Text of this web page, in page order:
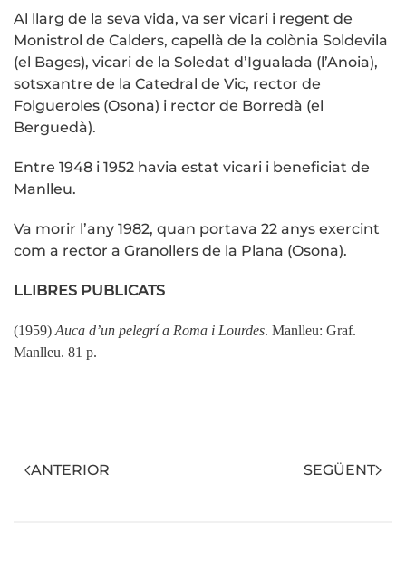
Al llarg de la seva vida, va ser vicari i regent de
Monistrol de Calders, capellà de la colònia Soldevila
(el Bages), vicari de la Soledat d’Igualada (l’Anoia),
sotsxantre de la Catedral de Vic, rector de
Folgueroles (Osona) i rector de Borredà (el
Berguedà).
Entre 1948 i 1952 havia estat vicari i beneficiat de
Manlleu.
Va morir l’any 1982, quan portava 22 anys exercint
com a rector a Granollers de la Plana (Osona).
LLIBRES PUBLICATS
(1959) Auca d’un pelegrí a Roma i Lourdes. Manlleu: Graf.
Manlleu. 81 p.
ANTERIOR SEGÜENT